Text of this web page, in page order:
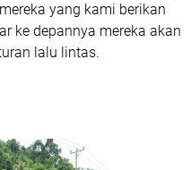
yang kami berikan
ke depannya mereka akan
lalu lintas.